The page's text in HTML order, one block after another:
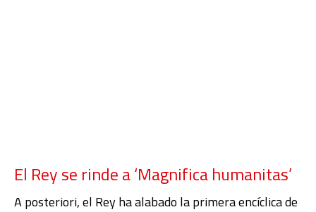
El Rey se rinde a ‘Magnifica humanitas’
A posteriori, el Rey ha alabado la primera encíclica de